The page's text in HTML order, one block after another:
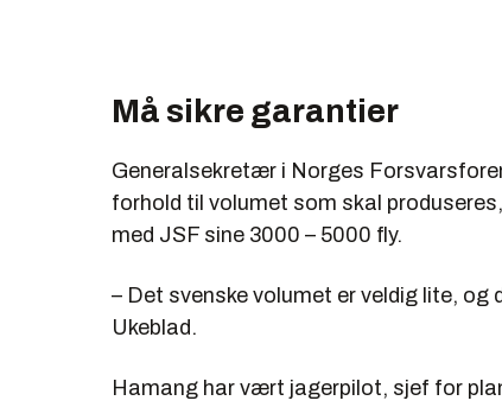
Må sikre garantier
Generalsekretær i Norges
forhold til volumet som skal
med JSF sine 3000 – 5000 fly.
– Det svenske volumet er veldig lite, og
Ukeblad.
Hamang har vært jagerpilot, sjef for